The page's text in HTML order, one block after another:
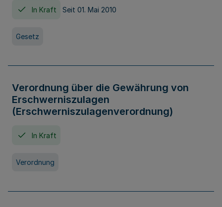
In Kraft Seit 01. Mai 2010
Gesetz
Verordnung über die Gewährung von
Erschwerniszulagen
(Erschwerniszulagenverordnung)
In Kraft
Verordnung